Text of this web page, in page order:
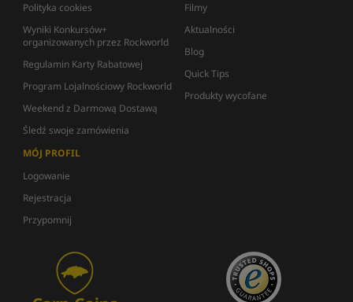
Polityka cookies
Wyniki Konkursów+
organizowanych przez Rockworld
Regulamin Karty Rabatowej
Program Lojalnościowy Rockworld
Weekend z Darmową Dostawą
Śledź swoje zamówienia
Filmy
Aktualności
Blog
Quick Tips
Produkty wycofane
MÓJ PROFIL
Logowanie
Rejestracja
Przypomnij